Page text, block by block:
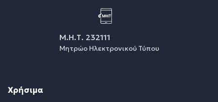
Μ.Η.Τ. 232111
Μητρώο Ηλεκτρονικού Τύπου
Χρήσιμα